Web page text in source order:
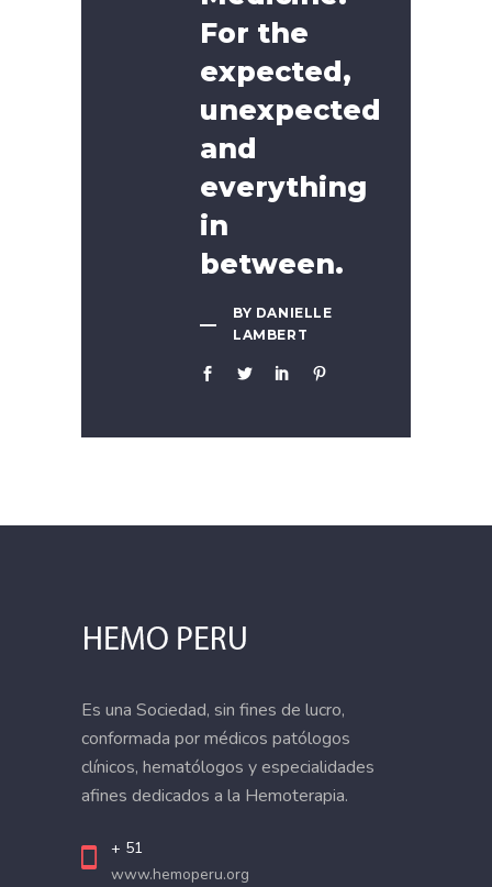
For the
expected,
unexpected
and
everything
in
between.
BY DANIELLE
LAMBERT
Es una Sociedad, sin fines de lucro,
conformada por médicos patólogos
clínicos, hematólogos y especialidades
afines dedicados a la Hemoterapia.
+ 51
www.hemoperu.org